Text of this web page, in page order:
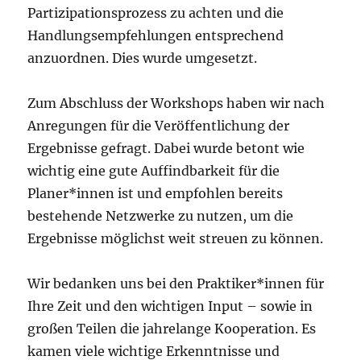
Partizipationsprozess zu achten und die
Handlungsempfehlungen entsprechend
anzuordnen. Dies wurde umgesetzt.
Zum Abschluss der Workshops haben wir nach
Anregungen für die Veröffentlichung der
Ergebnisse gefragt. Dabei wurde betont wie
wichtig eine gute Auffindbarkeit für die
Planer*innen ist und empfohlen bereits
bestehende Netzwerke zu nutzen, um die
Ergebnisse möglichst weit streuen zu können.
Wir bedanken uns bei den Praktiker*innen für
Ihre Zeit und den wichtigen Input – sowie in
großen Teilen die jahrelange Kooperation. Es
kamen viele wichtige Erkenntnisse und